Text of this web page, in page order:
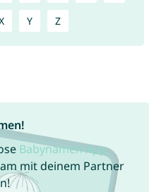
Y Z
Babynamen App
mit deinem Partner